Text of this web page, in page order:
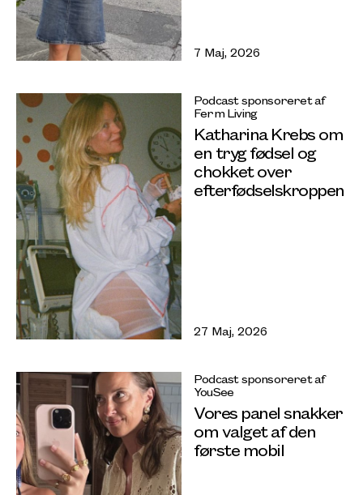
7 Maj, 2026
Podcast sponsoreret af
Ferm Living
Katharina Krebs om
en tryg fødsel og
chokket over
efterfødselskroppen
27 Maj, 2026
Podcast sponsoreret af
YouSee
Vores panel snakker
om valget af den
første mobil